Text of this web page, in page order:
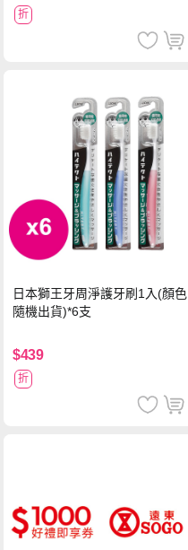
折
日本獅王牙周淨護牙刷1入(顏色
隨機出貨)*6支
$439
折